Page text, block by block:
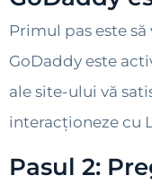
Primul pas este
GoDaddy este
ale site-ului vă
interacționeze cu
Pasul 2: